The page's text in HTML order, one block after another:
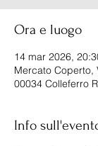
Ora e luogo
14 mar 2026,
Mercato Coperto,
00034 Colleferro
Info